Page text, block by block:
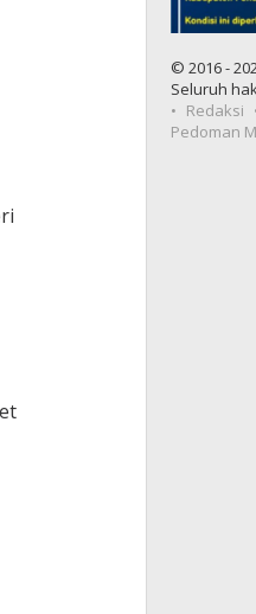
© 2016 -
Seluruh
Redaksi
Pedoman